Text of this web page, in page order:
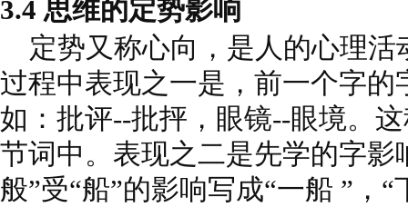
3.4 思维的定势影响
定势又称心向，是人的心理活
过程中表现之一是，前一个字的
如：批评--批抨，眼镜--眼境。
节词中。表现之二是先学的字影
般”受“船”的影响写成“一船 ”，